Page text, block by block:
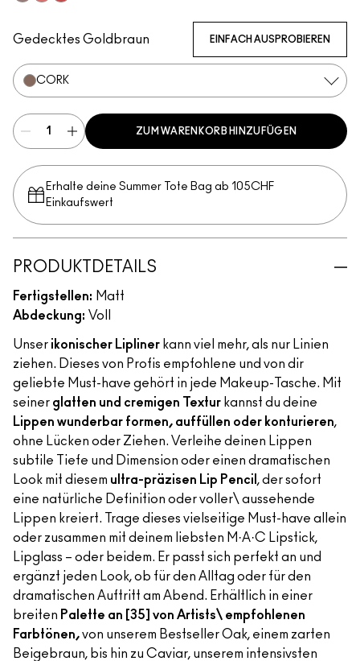
Gedecktes Goldbraun EINFACH AUSPROBIEREN
CORK
ZUM WARENKORB HINZUFÜGEN
Erhalte deine Summer Tote Bag ab 105CHF
Einkaufswert​
PRODUKTDETAILS
Fertigstellen: Matt
Abdeckung: Voll
Unser ikonischer Lipliner kann viel mehr, als nur Linien
ziehen. Dieses von Profis empfohlene und von dir
geliebte Must-have gehört in jede Makeup-Tasche. Mit
seiner glatten und cremigen Textur kannst du deine
Lippen wunderbar formen, auffüllen oder konturieren,
ohne Lücken oder Ziehen. Verleihe deinen Lippen
subtile Tiefe und Dimension oder einen dramatischen
Look mit diesem ultra-präzisen Lip Pencil , der sofort
eine natürliche Definition oder voller\ aussehende
Lippen kreiert. Trage dieses vielseitige Must-have allein
oder zusammen mit deinem liebsten M·A·C Lipstick,
Lipglass – oder beidem. Er passt sich perfekt an und
ergänzt jeden Look, ob für den Alltag oder für den
dramatischen Auftritt am Abend. Erhältlich in einer
breiten Palette an [35] von Artists\ empfohlenen
Farbtönen,von unserem Bestseller Oak, einem zarten
Beigebraun, bis hin zu Caviar, unserem intensivsten